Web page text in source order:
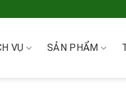
VỤ SẢN PHẨM